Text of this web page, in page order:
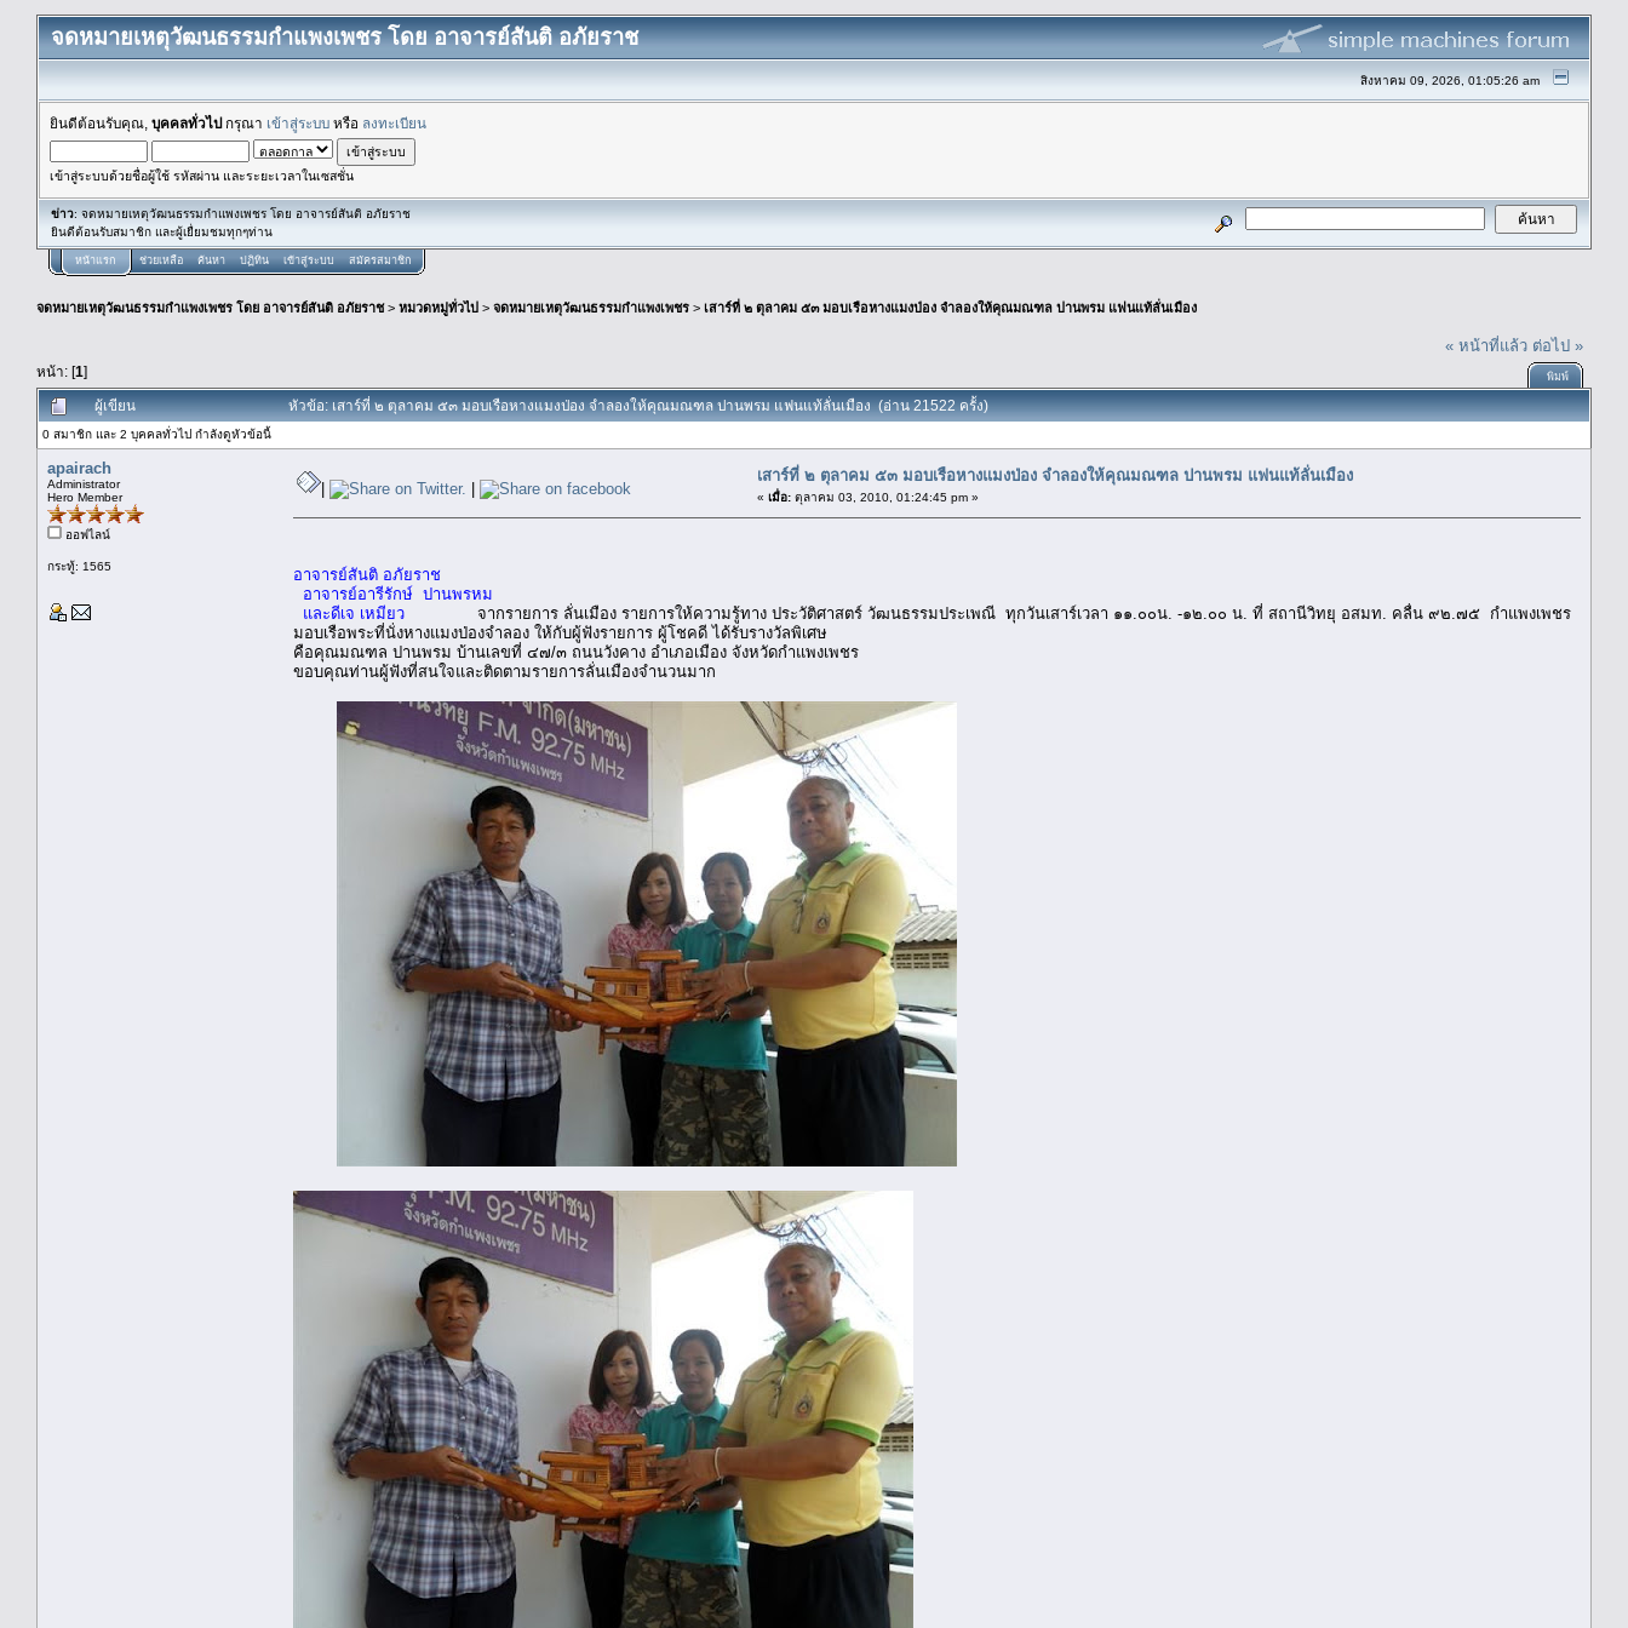
จดหมายเหตุวัฒนธรรมกำแพงเพชร โดย อาจารย์สันติ อภัยราช
สิงหาคม 09, 2026, 01:05:26 am
ยินดีต้อนรับคุณ, บุคคลทั่วไปกรุณา เข้าสู่ระบบ หรือ ลงทะเบียน
เข้าสู่ระบบด้วยชื่อผู้ใช้ รหัสผ่าน และระยะเวลาในเซสชั่น
ข่าว: จดหมายเหตุวัฒนธรรมกำแพงเพชร โดย อาจารย์สันติ อภัยราช
ยินดีต้อนรับสมาชิก และผู้เยื่ยมชมทุกๆท่าน
หน้าแรก ช่วยเหลือ ค้นหา ปฏิทิน เข้าสู่ระบบ สมัครสมาชิก
จดหมายเหตุวัฒนธรรมกำแพงเพชร โดย อาจารย์สันติ อภัยราช> หมวดหมู่ทั่วไป > จดหมายเหตุวัฒนธรรมกำแพงเพชร > เสาร์ที่ ๒ ตุลาคม ๕๓ มอบเรือหางแมงป่อง จำลองให้คุณมณฑล ปานพรม แฟนแท้ลั่นเมือง
หน้า: [1]
« หน้าที่แล้ว ต่อไป »
พิมพ์
ผู้เขียน หัวข้อ: เสาร์ที่ ๒ ตุลาคม ๕๓ มอบเรือหางแมงป่อง จำลองให้คุณมณฑล ปานพรม แฟนแท้ลั่นเมือง (อ่าน 21522 ครั้ง)
0 สมาชิก และ 2 บุคคลทั่วไป กำลังดูหัวข้อนี้
apairach
Administrator
Hero Member
ออฟไลน์
กระทู้: 1565
| |
เสาร์ที่ ๒ ตุลาคม ๕๓ มอบเรือหางแมงป่อง จำลองให้คุณมณฑล ปานพรม แฟนแท้ลั่นเมือง
« เมื่อ: ตุลาคม 03, 2010, 01:24:45 pm »
อาจารย์สันติ อภัยราช
อาจารย์อารีรักษ์ ปานพรหม
และดีเจ เหมียว
จากรายการ ลั่นเมือง รายการให้ความรู้ทาง ประวัติศาสตร์ วัฒนธรรมประเพณี ทุกวันเสาร์เวลา ๑๑.๐๐น. -๑๒.๐๐ น. ที่ สถานีวิทยุ อสมท. คลื่น ๙๒.๗๕ กำแพงเพชร
มอบเรือพระที่นั่งหางแมงป่องจำลอง ให้กับผู้ฟังรายการ ผู้โชคดี ได้รับรางวัลพิเศษ
คือคุณมณฑล ปานพรม บ้านเลขที่ ๔๗/๓ ถนนวังคาง อำเภอเมือง จังหวัดกำแพงเพชร
ขอบคุณท่านผู้ฟังที่สนใจและติดตามรายการลั่นเมืองจำนวนมาก